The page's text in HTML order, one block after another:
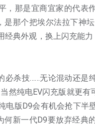
，那是宜商宜家的代表
是那个把埃尔法拉下神
经典外观，换上闪充能
必杀技……无论混动还是
然纯电EV闪充版就更有
电版D9会有机会抢下半
何新一代D9要放弃经典